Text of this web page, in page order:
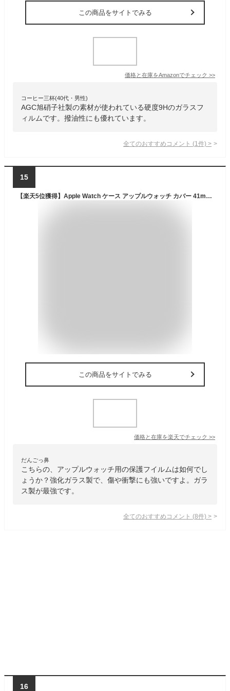
この商品をサイトでみる
価格と在庫をAmazonでチェック >>
コーヒー三杯(40代・男性)
AGC旭硝子社製の素材が使われている硬度9Hのガラスフ
ィルムです。撥油性にも優れています。
全てのおすすめコメント (1 件) >
15
【楽天5位獲得】Apple Watch ケース アップルウォッチ カバー 41mm 45mm 49mm Apple Watch Ultra series9 Series 8/7 Ultra 2 ケース ガラスフィル ブルーライトカット Apple Watch 7 6 5 4 カバー 40mm 44mm 42mm 38mm 耐衝撃 全面保護 装着簡単 超薄型
この商品をサイトでみる
価格と在庫を楽天でチェック >>
だんごっ鼻
こちらの、アップルウォッチ用の保護フイルムは如何でし
ょうか？強化ガラス製で、傷や衝撃にも強いですよ。ガラ
ス製が最強です。
全てのおすすめコメント (8件) >
16